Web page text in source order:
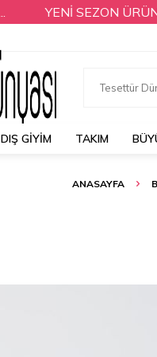
YENİ SEZON
DIŞ GİYİM TAKIM
ANASAYFA